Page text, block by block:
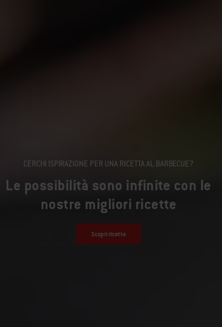
CERCHI ISPIRAZIONE PER UNA RICETTA AL BARBECUE?
Le possibilità sono infinite con le
nostre migliori ricette
Scopri ricette